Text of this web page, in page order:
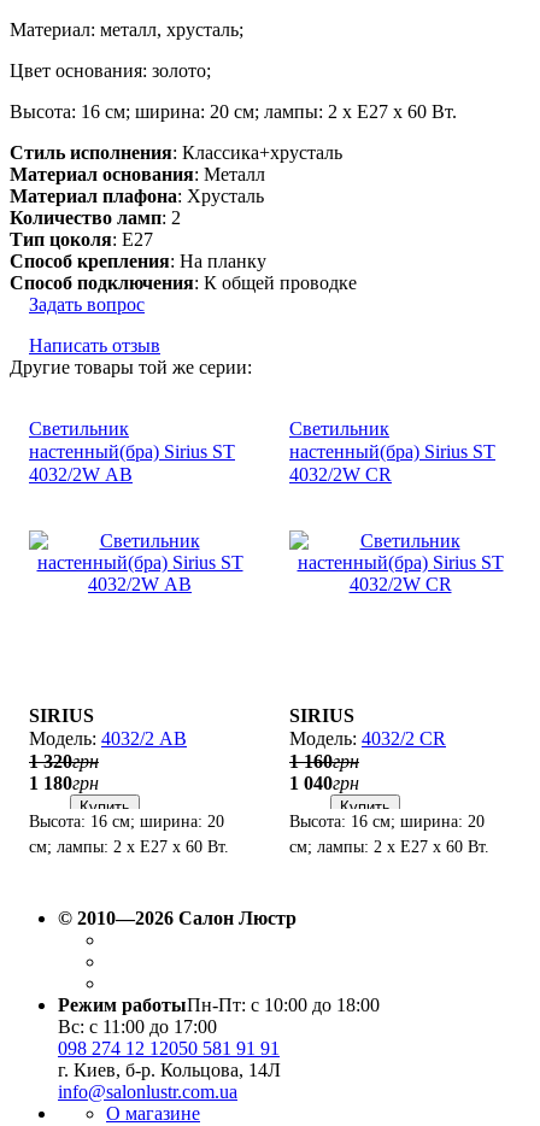
Материал: металл, хрусталь;
Цвет основания: золото;
Высота: 16 см; ширина: 20 см; лампы: 2 х Е27 х 60 Вт.
Стиль исполнения: Классика+хрусталь
Материал основания: Металл
Материал плафона: Хрусталь
Количество ламп: 2
Тип цоколя: E27
Способ крепления: На планку
Способ подключения: К общей проводке
Задать вопрос
Написать отзыв
Другие товары той же серии:
Светильник
настенный(бра) Sirius SТ
4032/2W АВ
SIRIUS
4032/2 АВ
1 320грн
1 180грн
Купить
Высота: 16 см; ширина: 20
см; лампы: 2 х Е27 х 60 Вт.
Светильник
настенный(бра) Sirius SТ
4032/2W CR
SIRIUS
4032/2 CR
1 160грн
1 040грн
Купить
Высота: 16 см; ширина: 20
см; лампы: 2 х Е27 х 60 Вт.
© 2010—2026 Салон Люстр
Режим работыПн-Пт: с 10:00 до 18:00
Вс: с 11:00 до 17:00
098 274 12 12050 581 91 91
г. Киев, б-р. Кольцова, 14Л
info@salonlustr.com.ua
О магазине